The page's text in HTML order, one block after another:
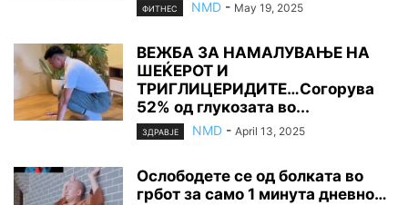
ФИТНЕС NMD - May 19, 2025
ВЕЖБА ЗА НАМАЛУВАЊЕ НА
ШЕЌЕРОТ И
ТРИГЛИЦЕРИДИТЕ…Согорува
52% од глукозата во...
ЗДРАВЈЕ NMD - April 13, 2025
Ослободете се од болката во
грбот за само 1 минута дневно…